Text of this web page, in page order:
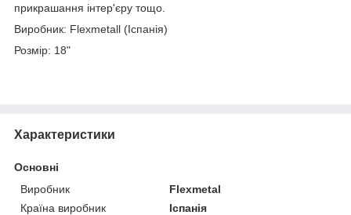
прикрашання інтер'єру тощо.
Виробник: Flexmetall (Іспанія)
Розмір: 18"
Характеристики
Основні
Виробник
Flexmetal
Країна виробник
Іспанія